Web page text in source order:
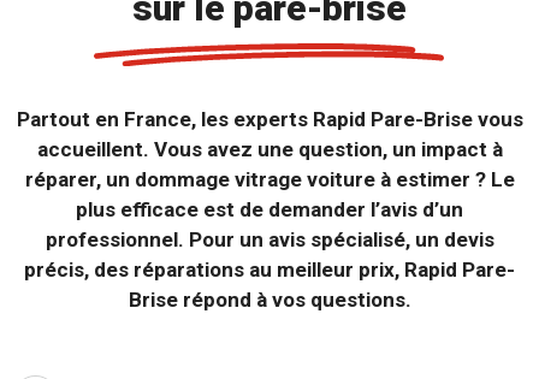
Partout en France, les experts Rapid Pare-Brise vous
accueillent. Vous avez une question, un impact à
réparer, un dommage vitrage voiture à estimer ? Le
plus efficace est de demander l’avis d’un
professionnel. Pour un avis spécialisé, un devis
précis, des réparations au meilleur prix, Rapid Pare-
Brise répond à vos questions.